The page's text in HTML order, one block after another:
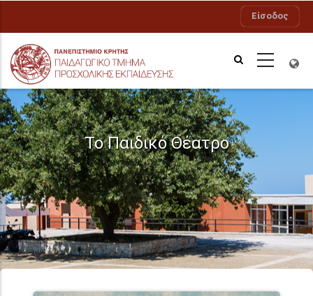
κυρίως
περιεχόμενο
Είσοδος
Το Παιδικό Θέατρο